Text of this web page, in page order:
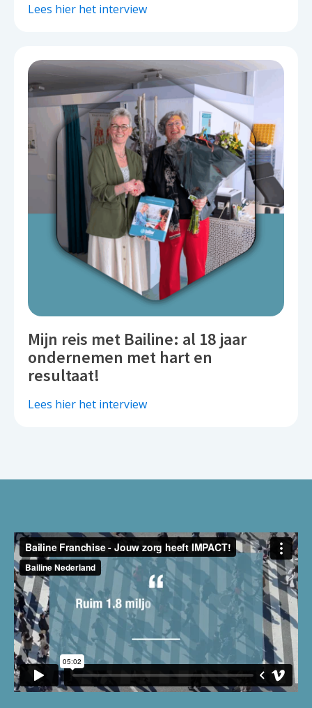
Lees hier het interview
Mijn reis met Bailine: al 18 jaar
ondernemen met hart en
resultaat!
Lees hier het interview